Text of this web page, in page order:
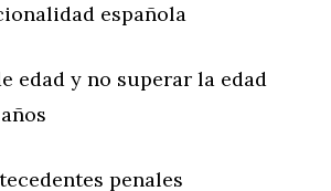
española
edad y no superar la edad
penales